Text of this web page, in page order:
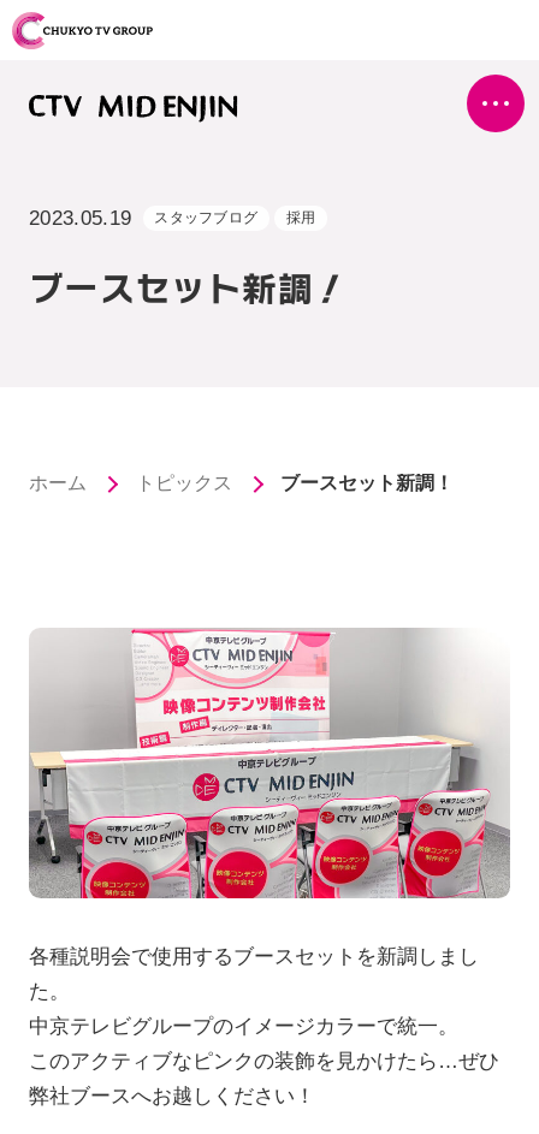
2023.05.19 スタッフブログ 採用
ブースセット新調！
ホーム トピックス ブースセット新調！
各種説明会で使用するブースセットを新調しまし
た。
中京テレビグループのイメージカラーで統一。
このアクティブなピンクの装飾を見かけたら…ぜひ
弊社ブースへお越しください！